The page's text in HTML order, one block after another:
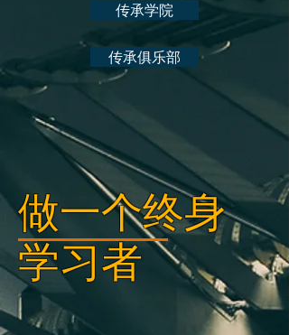
传承学院
传承俱乐部
做一个终身
学习者